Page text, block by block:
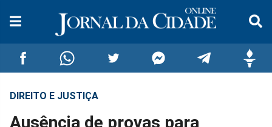
CompartilharCompartilharCompartilhar
DIREITO E JUSTIÇA
Ausência de provas para